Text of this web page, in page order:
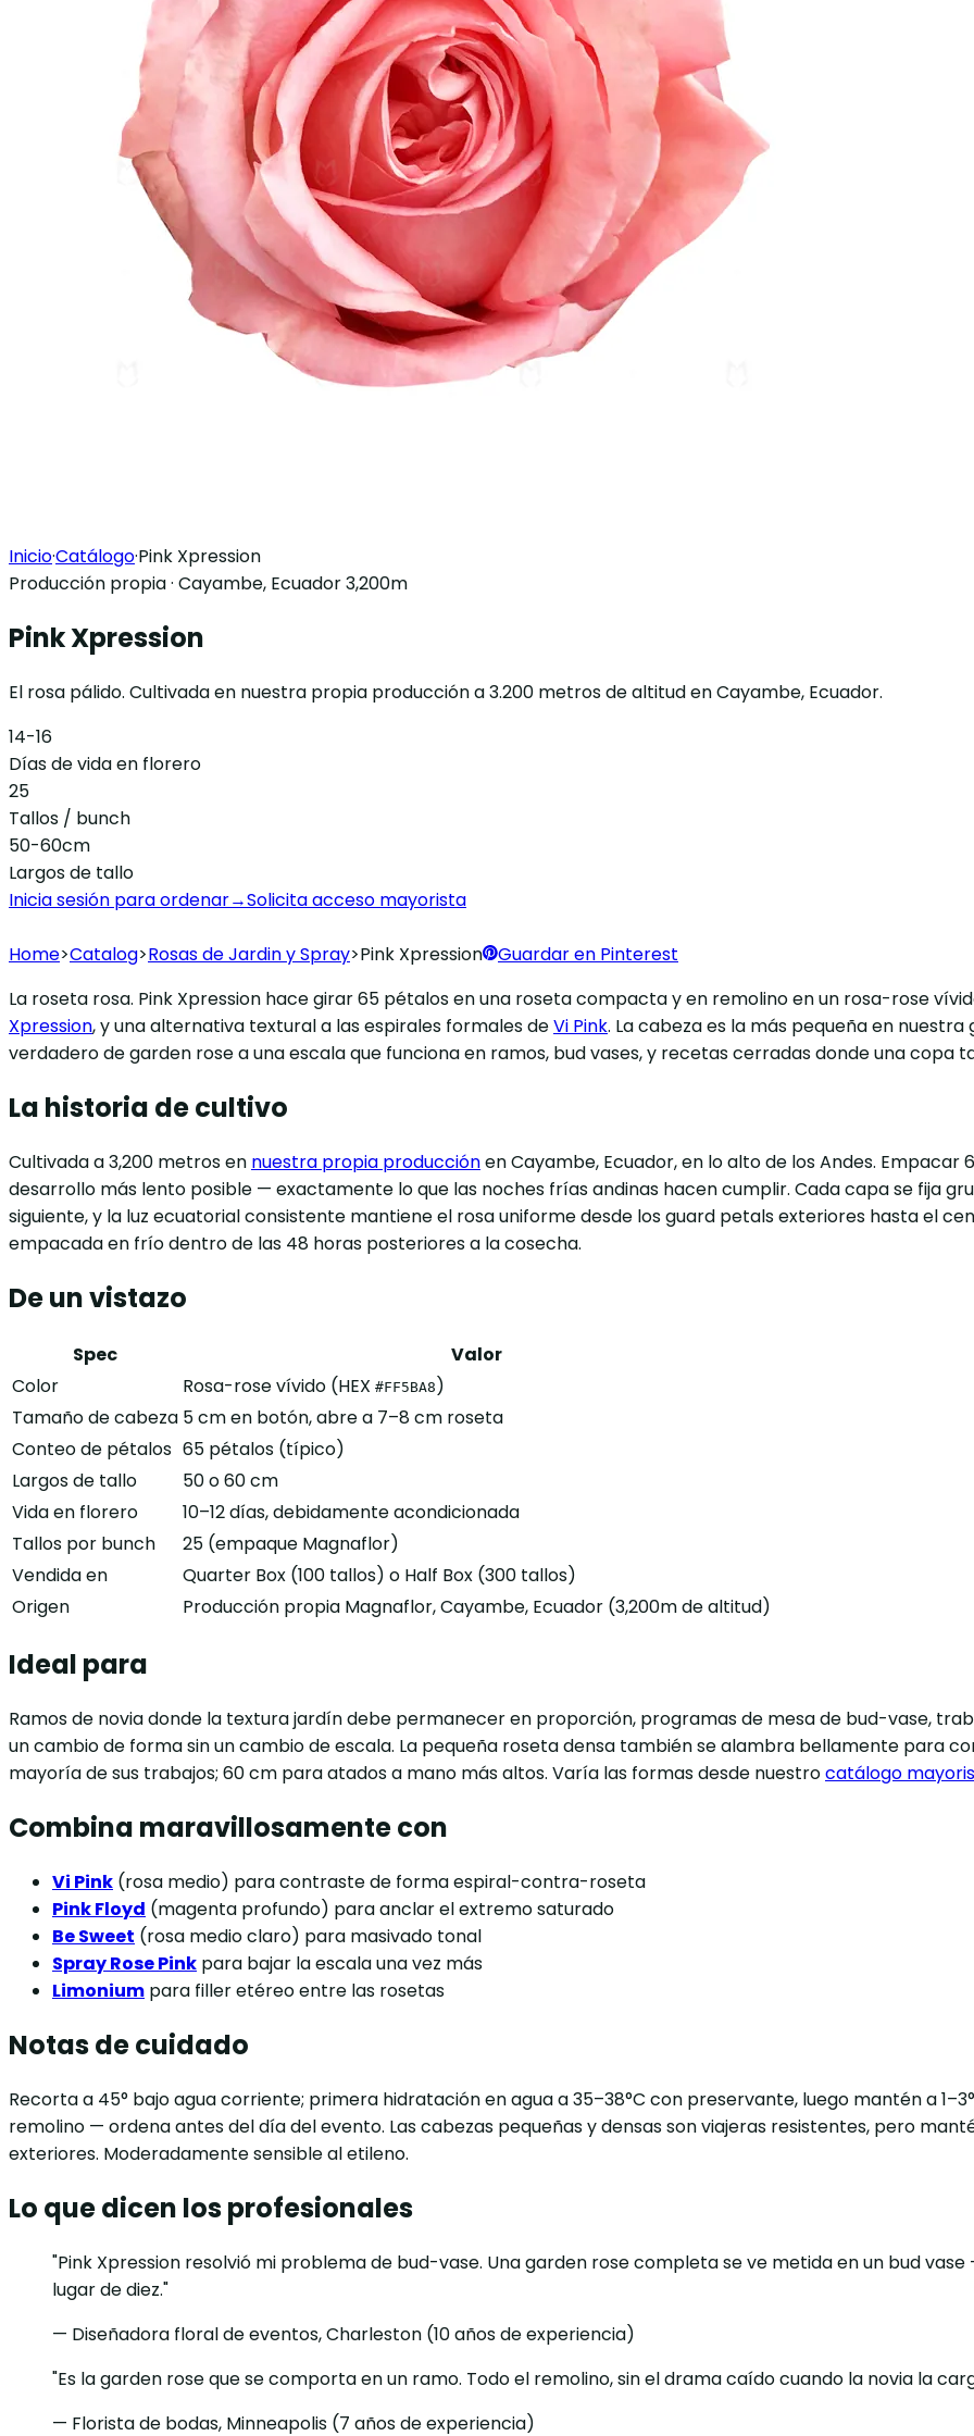
Inicio·Catálogo·Pink Xpression
Producción propia · Cayambe, Ecuador 3,200m
Pink Xpression
El rosa pálido. Cultivada en nuestra propia producción a 3.200 metros de altitud en Cayambe, Ecuador.
14-16
Días de vida en florero
25
Tallos / bunch
50-60cm
Largos de tallo
Inicia sesión para ordenar→Solicita acceso mayorista
Home>Catalog>Rosas de Jardin y Spray>Pink Xpression
Guardar en Pinterest
La roseta rosa. Pink Xpression hace girar 65 pétalos en una roseta compacta y en remolino en un rosa-rose
Xpression, y una alternativa textural a las espirales formales deVi Pink. La cabeza es la más pequeña en
verdadero de garden rose a una escala que funciona en ramos, bud vases, y recetas cerradas donde una copa
La historia de cultivo
Cultivada a 3,200 metros en nuestra propia producciónen Cayambe, Ecuador, en lo alto de los Andes.
desarrollo más lento posible — exactamente lo que las noches frías andinas hacen cumplir. Cada capa se fija
siguiente, y la luz ecuatorial consistente mantiene el rosa uniforme desde los guard petals exteriores hasta el
empacada en frío dentro de las 48 horas posteriores a la cosecha.
De un vistazo
Spec
Valor
Color
Rosa-rose vívido (HEX #FF5BA8 )
Tamaño de cabeza 5 cm en botón, abre a 7–8 cm roseta
Conteo de pétalos 65 pétalos (típico)
Largos de tallo
50 o 60 cm
Vida en florero
10–12 días, debidamente acondicionada
Tallos por bunch
25 (empaque Magnaflor)
Vendida en
Quarter Box (100 tallos) o Half Box (300 tallos)
Origen
Producción propia Magnaflor, Cayambe, Ecuador (3,200m de altitud)
Ideal para
Ramos de novia donde la textura jardín debe permanecer en proporción, programas de mesa de bud-vase,
un cambio de forma sin un cambio de escala. La pequeña roseta densa también se alambra bellamente para
mayoría de sus trabajos; 60 cm para atados a mano más altos. Varía las formas desde nuestrocatálogo
Combina maravillosamente con
Vi Pink (rosa medio) para contraste de forma espiral-contra-roseta
Pink Floyd (magenta profundo) para anclar el extremo saturado
Be Sweet (rosa medio claro) para masivado tonal
Spray Rose Pink para bajar la escala una vez más
Limonium para filler etéreo entre las rosetas
Notas de cuidado
Recorta a 45° bajo agua corriente; primera hidratación en agua a 35–38°C con preservante, luego mantén a
remolino — ordena antes del día del evento. Las cabezas pequeñas y densas son viajeras resistentes, pero
exteriores. Moderadamente sensible al etileno.
Lo que dicen los profesionales
"Pink Xpression resolvió mi problema de bud-vase. Una garden rose completa se ve metida en un bud
lugar de diez."
— Diseñadora floral de eventos, Charleston (10 años de experiencia)
"Es la garden rose que se comporta en un ramo. Todo el remolino, sin el drama caído cuando la novia la
— Florista de bodas, Minneapolis (7 años de experiencia)